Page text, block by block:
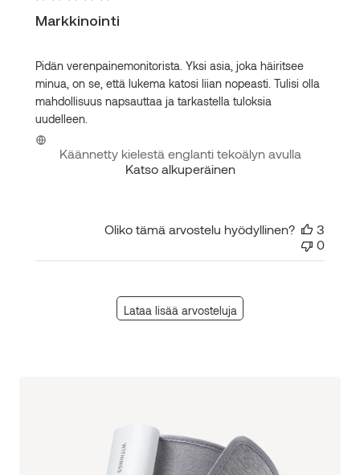
Markkinointi
Pidän verenpainemonitorista. Yksi asia, joka häiritsee
minua, on se, että lukema katosi liian nopeasti. Tulisi olla
mahdollisuus napsauttaa ja tarkastella tuloksia
uudelleen.
Käännetty kielestä englanti tekoälyn avulla
Katso alkuperäinen
Oliko tämä arvostelu hyödyllinen?
3
0
Lataa lisää arvosteluja